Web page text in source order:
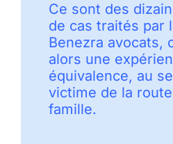
Ce sont des
de cas traités par
Benezra avocats,
alors une
équivalence, au
victime de la
famille.